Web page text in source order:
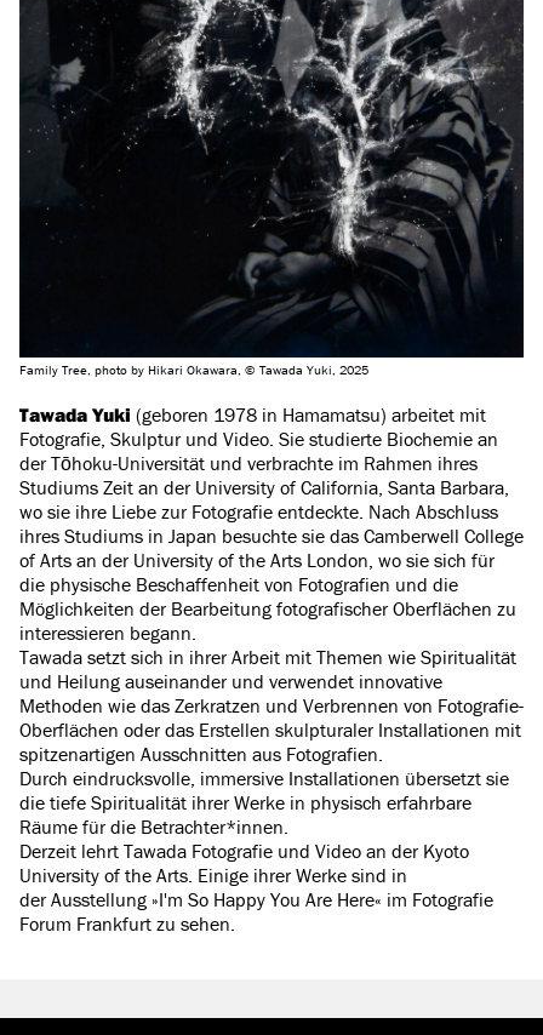
Family Tree, photo by Hikari Okawara, © Tawada Yuki, 2025
Tawada Yuki (geboren 1978 in Hamamatsu) arbeitet mit
Fotografie, Skulptur und Video. Sie studierte Biochemie an
der Tōhoku-Universität und verbrachte im Rahmen ihres
Studiums Zeit an der University of California, Santa Barbara,
wo sie ihre Liebe zur Fotografie entdeckte. Nach Abschluss
ihres Studiums in Japan besuchte sie das Camberwell College
of Arts an der University of the Arts London, wo sie sich für
die physische Beschaffenheit von Fotografien und die
Möglichkeiten der Bearbeitung fotografischer Oberflächen zu
interessieren begann.
Tawada setzt sich in ihrer Arbeit mit Themen wie Spiritualität
und Heilung auseinander und verwendet innovative
Methoden wie das Zerkratzen und Verbrennen von Fotografie-
Oberflächen oder das Erstellen skulpturaler Installationen mit
spitzenartigen Ausschnitten aus Fotografien.
Durch eindrucksvolle, immersive Installationen übersetzt sie
die tiefe Spiritualität ihrer Werke in physisch erfahrbare
Räume für die Betrachter*innen.
Derzeit lehrt Tawada Fotografie und Video an der Kyoto
University of the Arts. Einige ihrer Werke sind in
der Ausstellung »I'm So Happy You Are Here« im Fotografie
Forum Frankfurt zu sehen.